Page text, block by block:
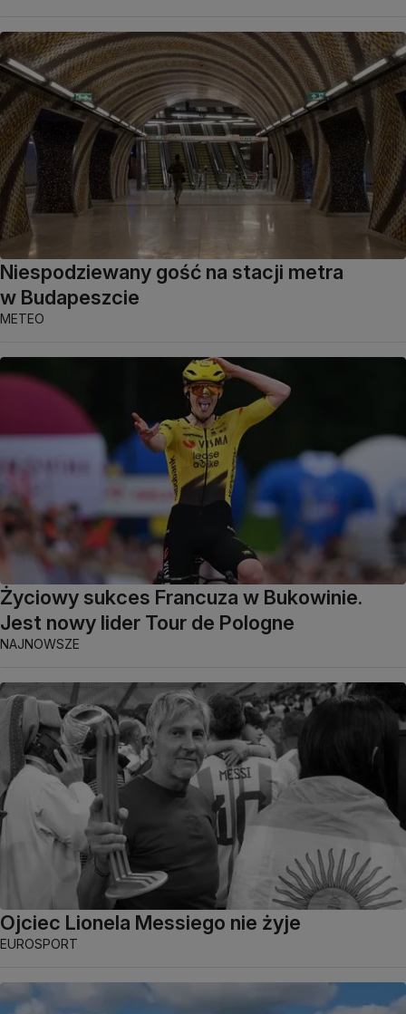
Niespodziewany gość na stacji metra
w Budapeszcie
METEO
Życiowy sukces Francuza w Bukowinie.
Jest nowy lider Tour de Pologne
NAJNOWSZE
Ojciec Lionela Messiego nie żyje
EUROSPORT